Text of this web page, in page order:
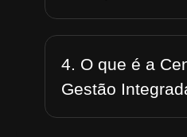
4. O que é a
Gestão